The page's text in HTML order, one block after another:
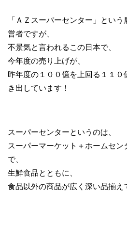
「ＡＺスーパーセンター」とい
営者ですが、
不景気と言われるこの日本で、
今年度の売り上げが、
昨年度の１００億を上回る１１０
き出しています！
スーパーセンターというのは、
スーパーマーケット＋ホームセン
で、
生鮮食品とともに、
食品以外の商品が広く深い品揃え